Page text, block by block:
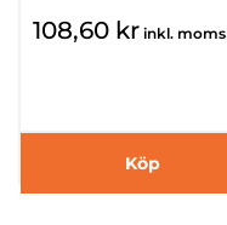
108,60 kr inkl. moms
Köp